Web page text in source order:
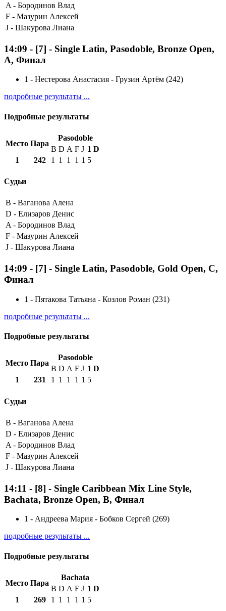
A - Бородинов Влад
F - Мазурин Алексей
J - Шакурова Лиана
14:09 - [7] - Single Latin, Pasodoble, Bronze Open,
A, Финал
1 - Нестерова Анастасия - Грузин Артём (242)
подробные результаты ...
Подробные результаты
Место Пара
Pasodoble
B D A F J 1 D
1
242 1 1 1 1 1 5
Судьи
B - Ваганова Алена
D - Елизаров Денис
A - Бородинов Влад
F - Мазурин Алексей
J - Шакурова Лиана
14:09 - [7] - Single Latin, Pasodoble, Gold Open, C,
Финал
1 - Пятакова Татьяна - Козлов Роман (231)
подробные результаты ...
Подробные результаты
Место Пара
Pasodoble
B D A F J 1 D
1
231 1 1 1 1 1 5
Судьи
B - Ваганова Алена
D - Елизаров Денис
A - Бородинов Влад
F - Мазурин Алексей
J - Шакурова Лиана
14:11 - [8] - Single Caribbean Mix Line Style,
Bachata, Bronze Open, B, Финал
1 - Андреева Мария - Бобков Сергей (269)
подробные результаты ...
Подробные результаты
Место Пара
Bachata
B D A F J 1 D
1
269 1 1 1 1 1 5